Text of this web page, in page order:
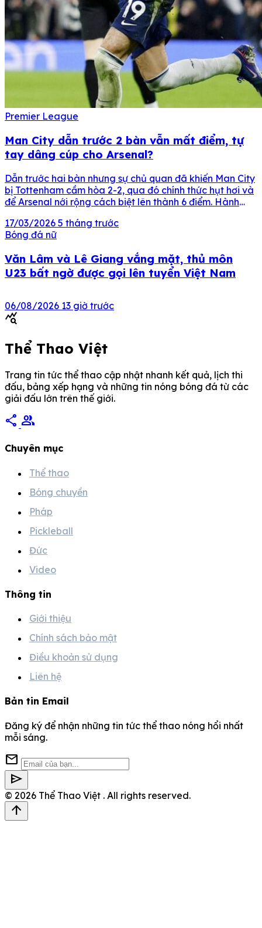
Premier League
Man City dẫn trước 2 bàn vẫn mất điểm, tự
tay dâng cúp cho Arsenal?
Dẫn trước hai bàn nhưng sự chủ quan đã khiến Man City
bị Tottenham cầm hòa 2-2, qua đó chính thức hụt hơi và
để Arsenal nới rộng cách biệt lên thành 6 điểm. Hành
khi Arsenal đè bẹp Leeds, Man City đã nhập […]
17/03/2026 5 tháng trước
Bóng đá nữ
Văn Lâm và Lê Giang vắng mặt, thủ môn
U23 bất ngờ được gọi lên tuyển Việt Nam
06/08/2026 13 giờ trước
query_stats
Thể Thao Việt
Trang tin tức thể thao cập nhật nhanh kết quả, lịch thi
đấu, bảng xếp hạng và những tin nóng bóng đá từ các
giải đấu lớn trên thế giới.
share group
Chuyên mục
Thể thao
Bóng chuyền
Pháp
Pickleball
Đức
Video
Thông tin
Giới thiệu
Chính sách bảo mật
Điều khoản sử dụng
Liên hệ
Bản tin Email
Đăng ký để nhận những tin tức thể thao nóng hổi nhất
mỗi sáng.
mail
send
© 2026 Thể Thao Việt . All rights reserved.
arrow_upward